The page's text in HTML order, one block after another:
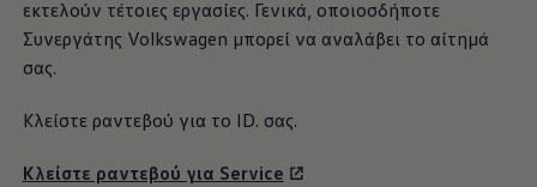
εκτελούν τέτοιες εργασίες. Γενικά, οποιοσδήποτε
Συνεργάτης Volkswagen μπορεί να αναλάβει το αίτημά
σας.
Κλείστε ραντεβού για το ID. σας.
Κλείστε ραντεβού για Service